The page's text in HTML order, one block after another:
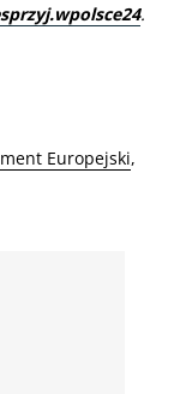
.
Europejski